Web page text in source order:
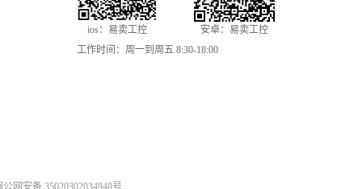
ios：易卖工控
安卓：易卖工控
工作时间：周一到周五 8:30-18:00
公网安备 35020302034948号